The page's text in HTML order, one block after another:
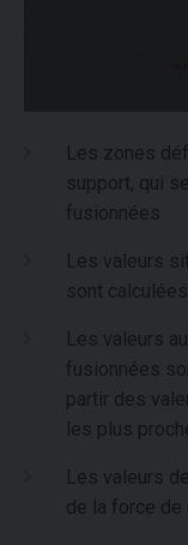
Les zones
support, qui
fusionnées
Les valeurs
sont calculées
Les valeurs
fusionnées
partir des
les plus
Les valeurs
de la force